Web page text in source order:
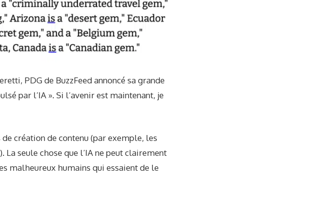
PDG de BuzzFeedannoncé sa grande
par l’IA ». Si l’avenir est maintenant, je
création de contenu (par exemple, les
seule chose que l’IA ne peut clairement
malheureux humains qui essaient de le